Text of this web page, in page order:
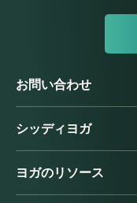
お問い合わせ
シッディヨガ
ヨガのリソース